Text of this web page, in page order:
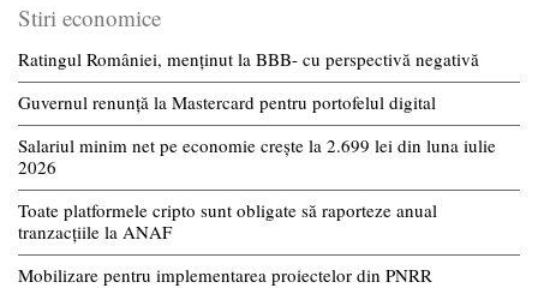
Stiri economice
Ratingul României, menținut la BBB- cu perspectivă negativă
Guvernul renunță la Mastercard pentru portofelul digital
Salariul minim net pe economie crește la 2.699 lei din luna iulie
2026
Toate platformele cripto sunt obligate să raporteze anual
tranzacțiile la ANAF
Mobilizare pentru implementarea proiectelor din PNRR